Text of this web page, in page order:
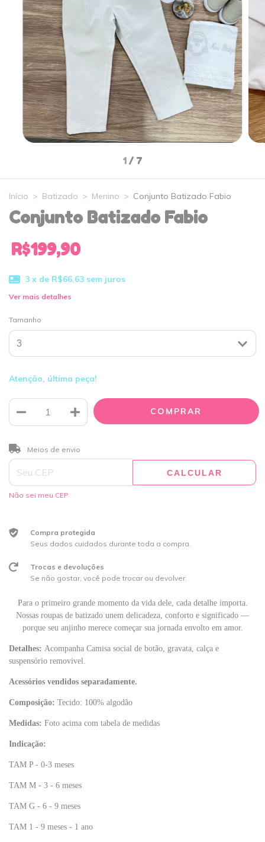
1 / 7
Início > Batizado > Menino > Conjunto Batizado Fabio
Conjunto Batizado Fabio
R$199,90
3 x de R$66,63 sem juros
Ver mais detalhes
Tamanho
Atenção, última peça!
Entregas para o CEP:
Meios de envio
CALCULAR
Não sei meu CEP
Compra protegida
Seus dados cuidados durante toda a compra.
Trocas e devoluções
Se não gostar, você pode trocar ou devolver.
Para o primeiro grande momento da vida dele, cada detalhe importa.
Nossas roupas de batizado unem delicadeza, conforto e significado —
porque seu anjinho merece começar sua jornada envolto em amor.
Detalhes: Acompanha Camisa social de botão, gravata, calça e
suspensório removivel.
Acessórios vendidos separadamente.
Composição: Tecido: 100% algodão
Medidas: Foto acima com tabela de medidas
Indicação:
TAM P - 0-3 meses
TAM M - 3 - 6 meses
TAM G - 6 - 9 meses
TAM 1 - 9 meses - 1 ano